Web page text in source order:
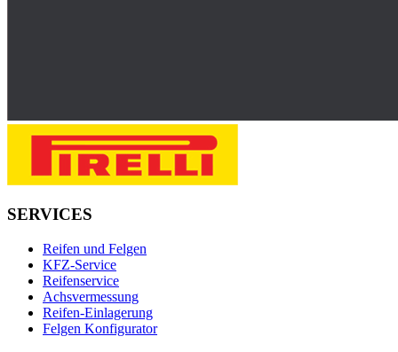
SERVICES
Reifen und Felgen
KFZ-Service
Reifenservice
Achsvermessung
Reifen-Einlagerung
Felgen Konfigurator